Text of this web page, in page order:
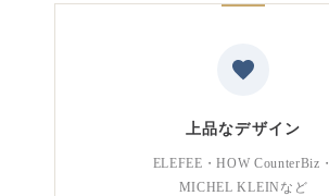
上品なデザイン
ELEFEE・HOW CounterBiz・
MICHEL KLEINなど